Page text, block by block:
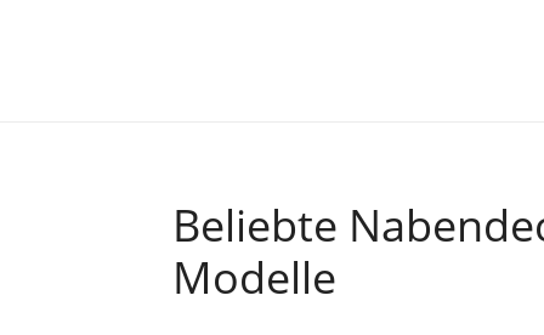
Beliebte
Modelle